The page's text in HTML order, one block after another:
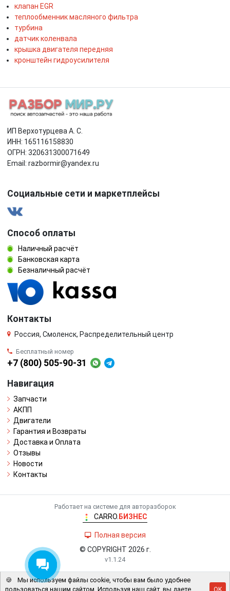
клапан EGR
теплообменник масляного фильтра
турбина
датчик коленвала
крышка двигателя передняя
кронштейн гидроусилителя
ИП Верхотурцева А. С.
ИНН: 165116158830
ОГРН: 320631300071649
Email: razbormir@yandex.ru
Социальные сети и маркетплейсы
Способ оплаты
Наличный расчёт
Банковская карта
Безналичный расчёт
Контакты
Россия, Смоленск, Распределительный центр
Бесплатный номер
+7 (800) 505-90-31
Навигация
Запчасти
АКПП
Двигатели
Гарантия и Возвраты
Доставка и Оплата
Отзывы
Новости
Контакты
Работает на системе для авторазборок
CARRO. БИЗНЕС
Полная версия
© COPYRIGHT 2026 г.
v1.1.24
🍪
Мы используем файлы cookie, чтобы вам было удобнее
пользоваться нашим сайтом. Используя наш сайт, вы даете
OK